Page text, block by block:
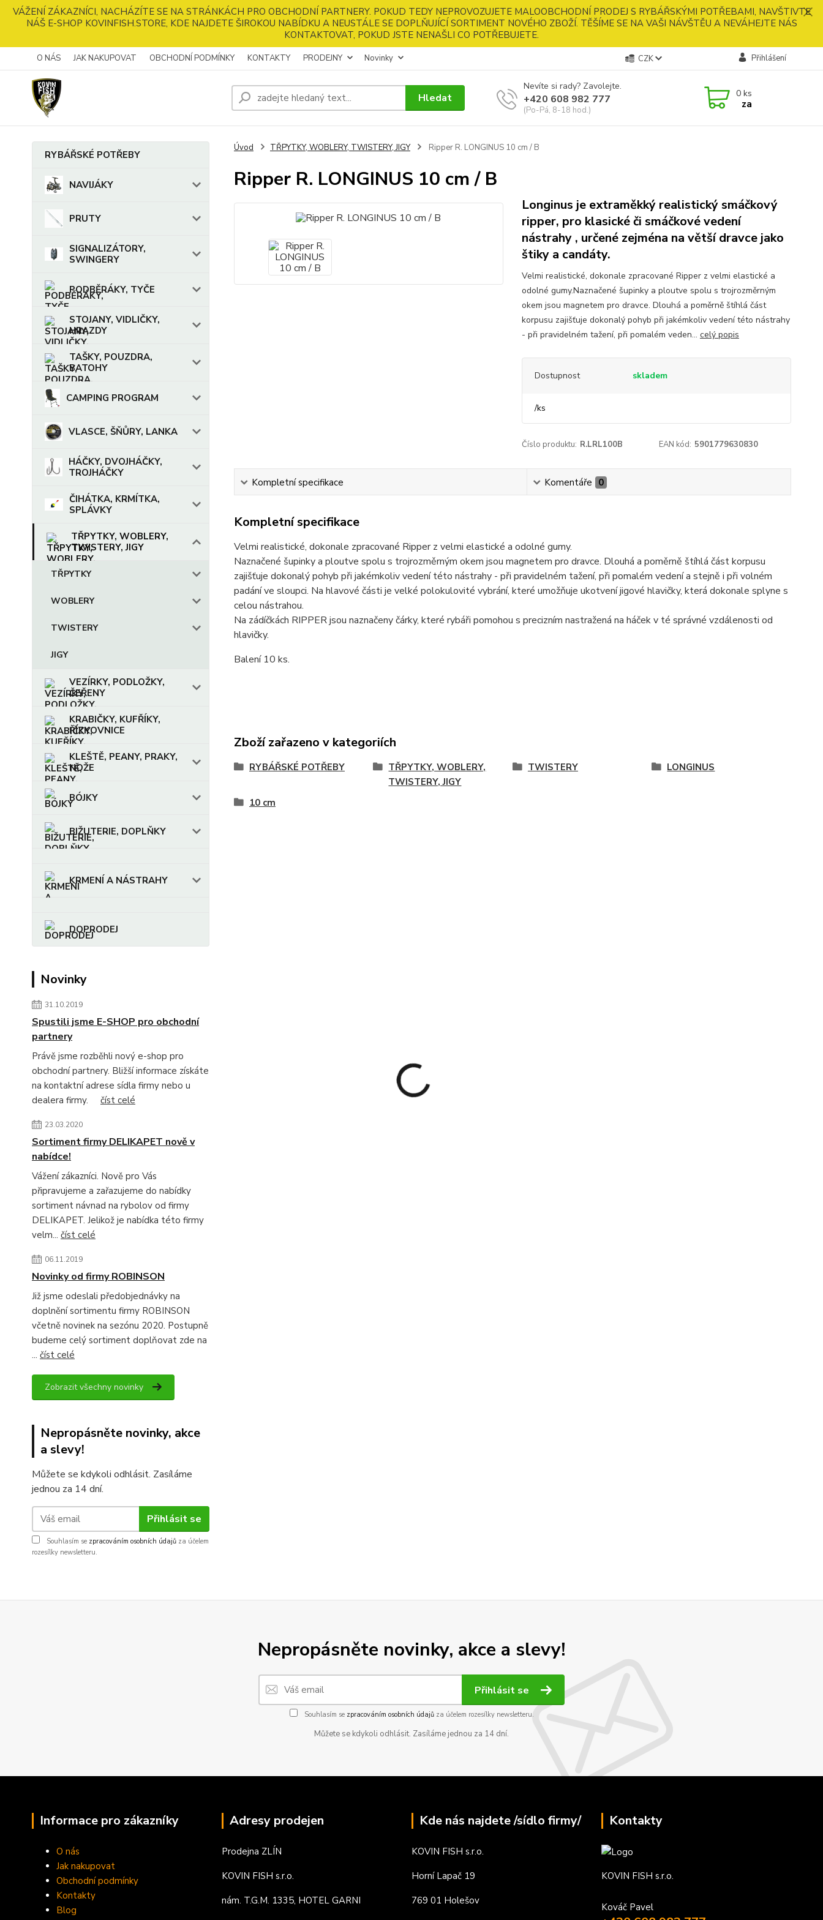
VÁŽENÍ ZÁKAZNÍCI, NACHÁZÍTE SE NA STRÁNKÁCH PRO OBCHODNÍ PARTNERY. POKUD TEDY NEPROVOZUJETE MALOOBCHODNÍ PRODEJ S RYBÁŘSKÝMI POTŘEBAMI, NAVŠTIVTE
NÁŠ E-SHOP KOVINFISH.STORE, KDE NAJDETE ŠIROKOU NABÍDKU A NEUSTÁLE SE DOPLŇUJÍCÍ SORTIMENT NOVÉHO ZBOŽÍ. TĚŠÍME SE NA VAŠI NÁVŠTĚU A NEVÁHEJTE NÁS
KONTAKTOVAT, POKUD JSTE NENAŠLI CO POTŘEBUJETE.
O NÁS JAK NAKUPOVAT OBCHODNÍ PODMÍNKY KONTAKTY PRODEJNY Novinky CZK Přihlášení
Hledat
Nevíte si rady? Zavolejte.
+420 608 982 777
(Po-Pá, 8-18 hod.)
0 ks
za
RYBÁŘSKÉ POTŘEBY
NAVIJÁKY
PRUTY
SIGNALIZÁTORY,
SWINGERY
PODBĚRÁKY, TYČE
STOJANY, VIDLIČKY,
HRAZDY
TAŠKY, POUZDRA,
BATOHY
CAMPING PROGRAM
VLASCE, ŠŇŮRY, LANKA
HÁČKY, DVOJHÁČKY,
TROJHÁČKY
ČIHÁTKA, KRMÍTKA,
SPLÁVKY
TŘPYTKY, WOBLERY,
TWISTERY, JIGY
TŘPYTKY
WOBLERY
TWISTERY
JIGY
VEZÍRKY, PODLOŽKY,
ČEŘENY
KRABIČKY, KUFŘÍKY,
ŘÍZKOVNICE
KLEŠTĚ, PEANY, PRAKY,
NOŽE
BÓJKY
BIŽUTERIE, DOPLŇKY
KRMENÍ A NÁSTRAHY
DOPRODEJ
Novinky
31.10.2019
Spustili jsme E-SHOP pro obchodní
partnery
Právě jsme rozběhli nový e-shop pro
obchodní partnery. Bližší informace získáte
na kontaktní adrese sídla firmy nebo u
dealera firmy. číst celé
23.03.2020
Sortiment firmy DELIKAPET nově v
nabídce!
Vážení zákazníci. Nově pro Vás
připravujeme a zařazujeme do nabídky
sortiment návnad na rybolov od firmy
DELIKAPET. Jelikož je nabídka této firmy
velm... číst celé
06.11.2019
Novinky od firmy ROBINSON
Již jsme odeslali předobjednávky na
doplnění sortimentu firmy ROBINSON
včetně novinek na sezónu 2020. Postupně
budeme celý sortiment doplňovat zde na
... číst celé
Zobrazit všechny novinky
Nepropásněte novinky, akce
a slevy!
Můžete se kdykoli odhlásit. Zasíláme
jednou za 14 dní.
Přihlásit se
Souhlasím se zpracováním osobních údajů za účelem
rozesílky newsletteru.
Úvod TŘPYTKY, WOBLERY, TWISTERY, JIGY Ripper R. LONGINUS 10 cm / B
Ripper R. LONGINUS 10 cm / B
Longinus je extraměkký realistický smáčkový
ripper, pro klasické či smáčkové vedení
nástrahy , určené zejména na větší dravce jako
štiky a candáty.
Velmi realistické, dokonale zpracované Ripper z velmi elastické a
odolné gumy.Naznačené šupinky a ploutve spolu s trojrozměrným
okem jsou magnetem pro dravce. Dlouhá a poměrně štíhlá část
korpusu zajišťuje dokonalý pohyb při jakémkoliv vedení této nástrahy
- při pravidelném tažení, při pomalém veden... celý popis
Dostupnost skladem
/ks
Číslo produktu: R.LRL100B EAN kód: 5901779630830
Kompletní specifikace Komentáře 0
Kompletní specifikace
Velmi realistické, dokonale zpracované Ripper z velmi elastické a odolné gumy.
Naznačené šupinky a ploutve spolu s trojrozměrným okem jsou magnetem pro dravce. Dlouhá a poměrně štíhlá část korpusu
zajišťuje dokonalý pohyb při jakémkoliv vedení této nástrahy - při pravidelném tažení, při pomalém vedení a stejně i při volném
padání ve sloupci. Na hlavové části je velké polokulovité vybrání, které umožňuje ukotvení jigové hlavičky, která dokonale splyne s
celou nástrahou.
Na zádíčkách RIPPER jsou naznačeny čárky, které rybáři pomohou s precizním nastražená na háček v té správné vzdálenosti od
hlavičky.
Balení 10 ks.
Zboží zařazeno v kategoriích
RYBÁŘSKÉ POTŘEBY
TŘPYTKY, WOBLERY,
TWISTERY, JIGY
TWISTERY LONGINUS
10 cm
Nepropásněte novinky, akce a slevy!
Přihlásit se
Souhlasím se zpracováním osobních údajůza účelem rozesílky newsletteru.
Můžete se kdykoli odhlásit. Zasíláme jednou za 14 dní.
Informace pro zákazníky
O nás
Jak nakupovat
Obchodní podmínky
Kontakty
Blog
Adresy prodejen
Prodejna ZLÍN
KOVIN FISH s.r.o.
nám. T.G.M. 1335, HOTEL GARNI
Kde nás najdete /sídlo firmy/
KOVIN FISH s.r.o.
Horní Lapač 19
769 01 Holešov
Kontakty
KOVIN FISH s.r.o.
Kováč Pavel